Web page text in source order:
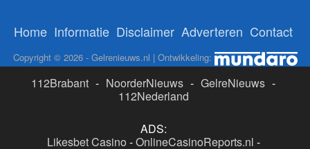
Home Informatie Disclaimer Adverteren Contact
Copyright © 2026 - Gelrenieuws.nl | Ontwikkeling:
112Brabant - NoorderNieuws - GelreNieuws -
112Nederland
ADS:
Likesbet Casino -OnlineCasinoReports.nl -